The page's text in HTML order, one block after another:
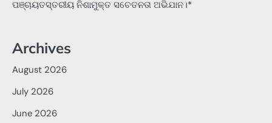
ପଞ୍ଚାୟତସ୍ତରୀୟ ନିଶାମୁକ୍ତ ସଚେତନତା ଅଭିଯାନ।*
Archives
August 2026
July 2026
June 2026